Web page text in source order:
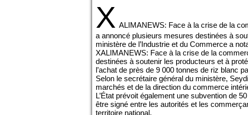
X ALIMANEWS: Face à la crise de la
a annoncé plusieurs mesures destinées à
ministère de l’Industrie et du Commerce a
XALIMANEWS: Face à la crise de la
destinées à soutenir les producteurs et à
l’achat de près de 9 000 tonnes de riz blanc
Selon le secrétaire général du ministère,
marchés et de la direction du commerce
L’État prévoit également une subvention de
être signé entre les autorités et les
territoire national.